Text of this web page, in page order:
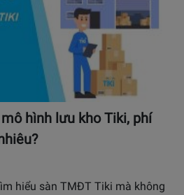
hình lưu kho Tiki, phí
hiểu sàn TMĐT Tiki mà không